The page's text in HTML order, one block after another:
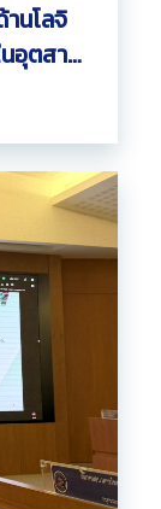
นโลจิ
อุตสาห